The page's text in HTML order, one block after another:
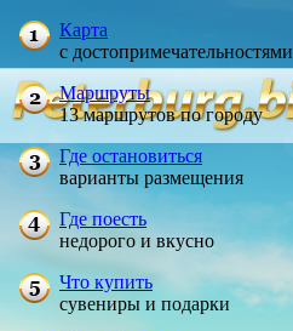
Карта
с достопримечательностями
Маршруты
13 маршрутов по городу
Где остановиться
варианты размещения
Где поесть
недорого и вкусно
Что купить
сувениры и подарки